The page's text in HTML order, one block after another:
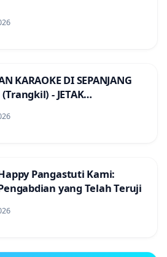
KARAOKE DI SEPANJANG
- JETAK
Pangastuti Kami:
yang Telah Teruji